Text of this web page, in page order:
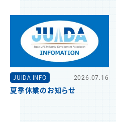
JUIDA INFO 2026.07.16
夏季休業のお知らせ